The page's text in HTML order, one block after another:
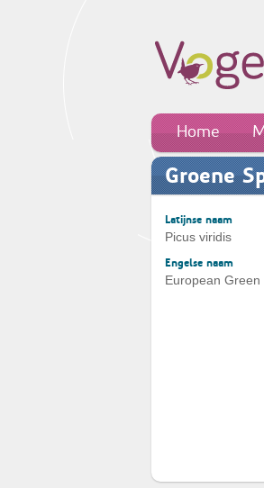
Home
Groene
Latijnse naam
Picus viridis
Engelse naam
European